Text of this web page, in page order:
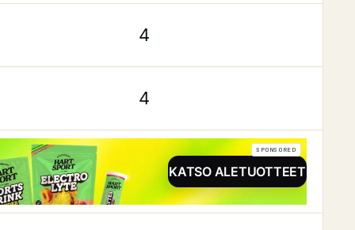
4
4
KATSO ALETUOTTEET
SPONSORED